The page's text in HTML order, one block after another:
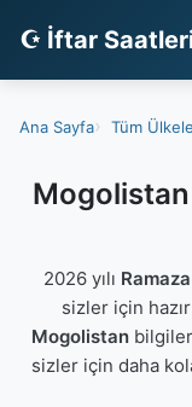
☪ İftar
Ana Sayfa Tüm
2026 yılı
sizler için
Mogolistan
sizler için daha